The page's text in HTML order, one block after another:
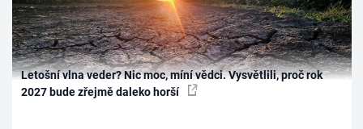
Letošní vlna veder? Nic moc, míní vědci. Vysvětlili, proč rok
2027 bude zřejmě daleko horší